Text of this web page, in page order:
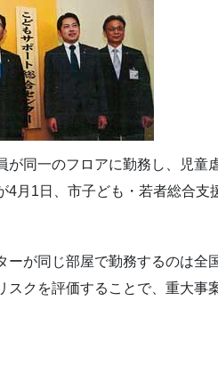
同一のフロアに勤務し、児童
4月1日、市子ども・若者総合支
が同じ部屋で勤務するのは全
クを評価することで、重大事